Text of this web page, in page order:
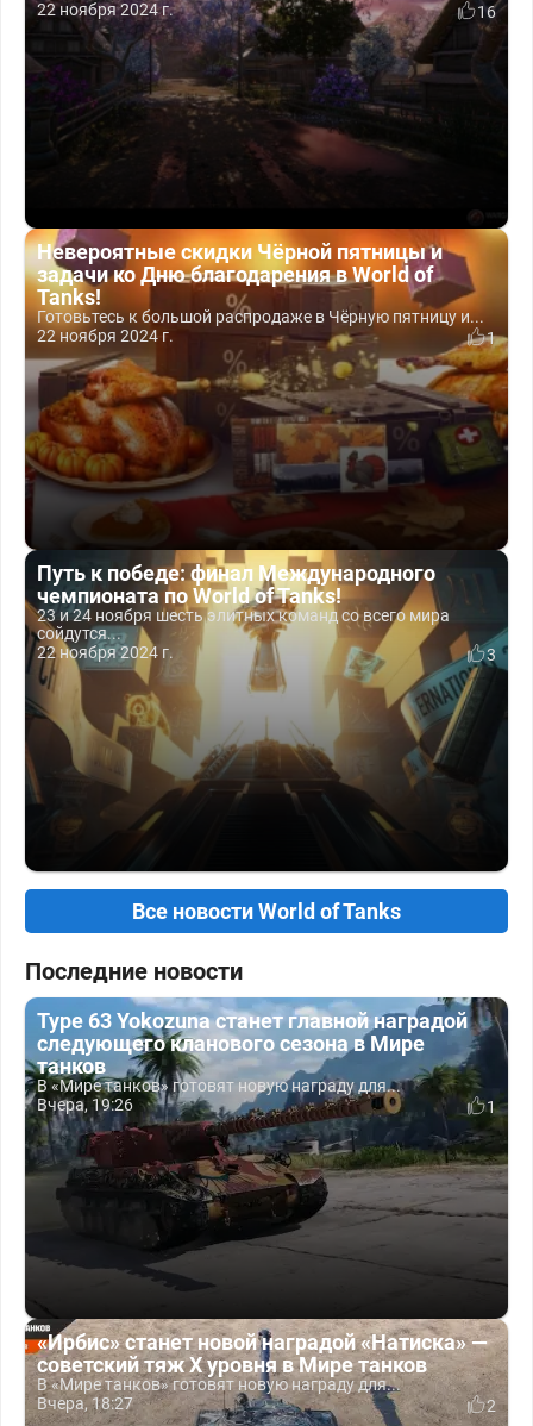
22 ноября 2024 г. 16
Невероятные скидки Чёрной пятницы и
задачи ко Дню благодарения в World of
Tanks!
Готовьтесь к большой распродаже в Чёрную пятницу и...
22 ноября 2024 г.
1
Путь к победе: финал Международного
чемпионата по World of Tanks!
23 и 24 ноября шесть элитных команд со всего мира
сойдутся...
22 ноября 2024 г.
3
Все новости World of Tanks
Последние новости
Type 63 Yokozuna станет главной наградой
следующего кланового сезона в Мире
танков
В «Мире танков» готовят новую награду для...
Вчера, 19:26
1
«Ирбис» станет новой наградой «Натиска» —
советский тяж X уровня в Мире танков
В «Мире танков» готовят новую награду для...
Вчера, 18:27
2